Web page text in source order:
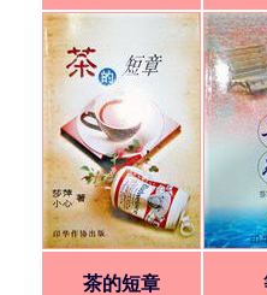
茶的短章